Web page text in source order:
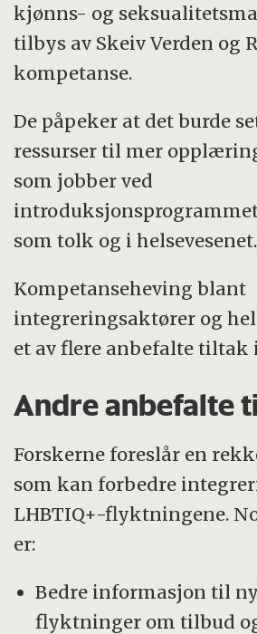
kjønns- og
tilbys av Skeiv Verden og
kompetanse.
De påpeker at det burde
ressurser til mer
som jobber ved
som tolk og i helsevesenet.
Kompetanseheving blant
integreringsaktører og
et av flere anbefalte tiltak
Andre anbefalte
Forskerne foreslår en
som kan forbedre
LHBTIQ+-flyktningene.
er:
Bedre informasjon til
flyktninger om tilbud